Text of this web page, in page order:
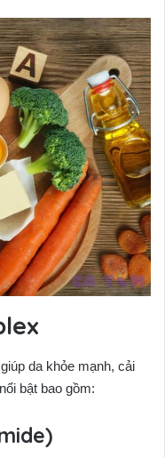
da khỏe mạnh, cải
bật bao gồm: